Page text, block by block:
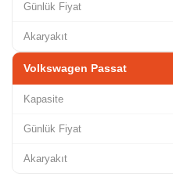
Günlük Fiyat
Akaryakıt
Volkswagen Passat
Kapasite
Günlük Fiyat
Akaryakıt